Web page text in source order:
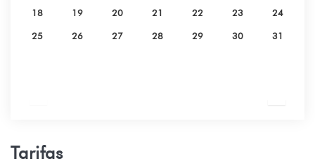
18 19 20 21 22 23 24
25 26 27 28 29 30 31
Tarifas